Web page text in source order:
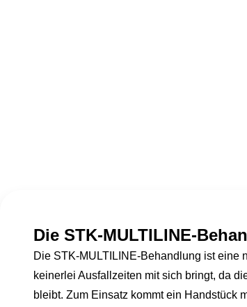
Die STK-MULTILINE-
Die STK-MULTILINE-Behandlung ist eine
keinerlei Ausfallzeiten mit sich bringt, da
bleibt. Zum Einsatz kommt ein Handstück